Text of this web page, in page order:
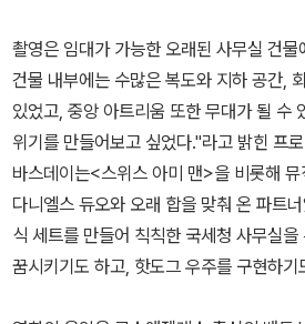
촬영은 임대가 가능한 오래된 사무실 건
건물 내부에는 수많은 복도와 지하 공간,
있었고, 중앙 아트리움 또한 무대가 될 수
위기를 만들어보고 싶었다."라고 밝힌 프
바스데이는<스위스 아미 맨>을 비롯해
다니엘스 듀오와 오래 합을 맞춰 온 파트
식 세트를 만들어 칙칙한 국세청 사무실
꿈시키기도 하고, 핫도그 우주를 구현하기